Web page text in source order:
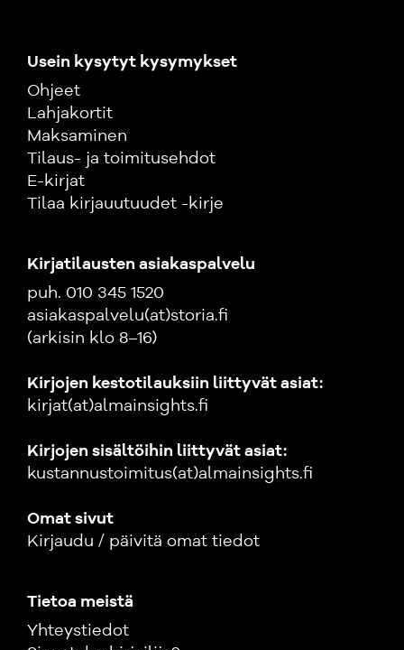
Usein kysytyt kysymykset
Ohjeet
Lahjakortit
Maksaminen
Tilaus- ja toimitusehdot
E-kirjat
Tilaa kirjauutuudet -kirje
Kirjatilausten asiakaspalvelu
puh. 010 345 1520
asiakaspalvelu(at)storia.fi
(arkisin klo 8–16)
Kirjojen kestotilauksiin liittyvät asiat:
kirjat(at)almainsights.fi
Kirjojen sisältöihin liittyvät asiat:
kustannustoimitus(at)almainsights.fi
Omat sivut
Kirjaudu / päivitä omat tiedot
Tietoa meistä
Yhteystiedot